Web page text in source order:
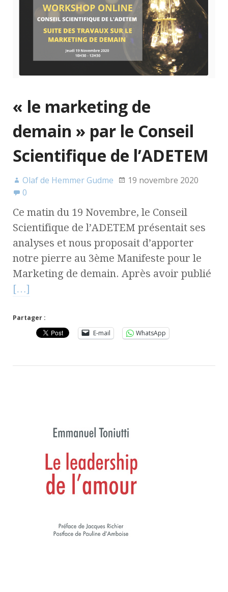
« le marketing de
demain » par le Conseil
Scientifique de l’ADETEM
Olaf de Hemmer Gudme
19 novembre 2020
0
Ce matin du 19 Novembre, le Conseil
Scientifique de l’ADETEM présentait ses
analyses et nous proposait d’apporter
notre pierre au 3ème Manifeste pour le
Marketing de demain. Après avoir publié
[…]
Partager :
E-mail
WhatsApp